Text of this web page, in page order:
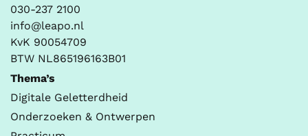
030-237 2100
info@leapo.nl
KvK 90054709
BTW NL865196163B01
Thema’s
Digitale Geletterdheid
Onderzoeken & Ontwerpen